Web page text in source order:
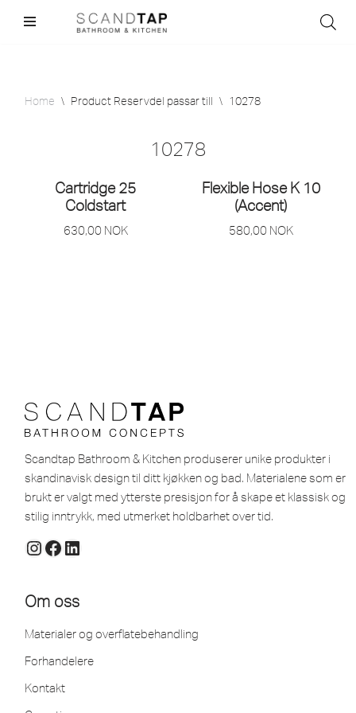
Home \ Product Reservdel passar till \ 10278
10278
Cartridge 25
Coldstart
630,00 NOK
Flexible Hose K 10
(Accent)
580,00 NOK
Scandtap Bathroom & Kitchen produserer unike produkter i
skandinavisk design til ditt kjøkken og bad. Materialene som er
brukt er valgt med ytterste presisjon for å skape et klassisk og
stilig inntrykk, med utmerket holdbarhet over tid.
Om oss
Materialer og overflatebehandling
Forhandelere
Kontakt